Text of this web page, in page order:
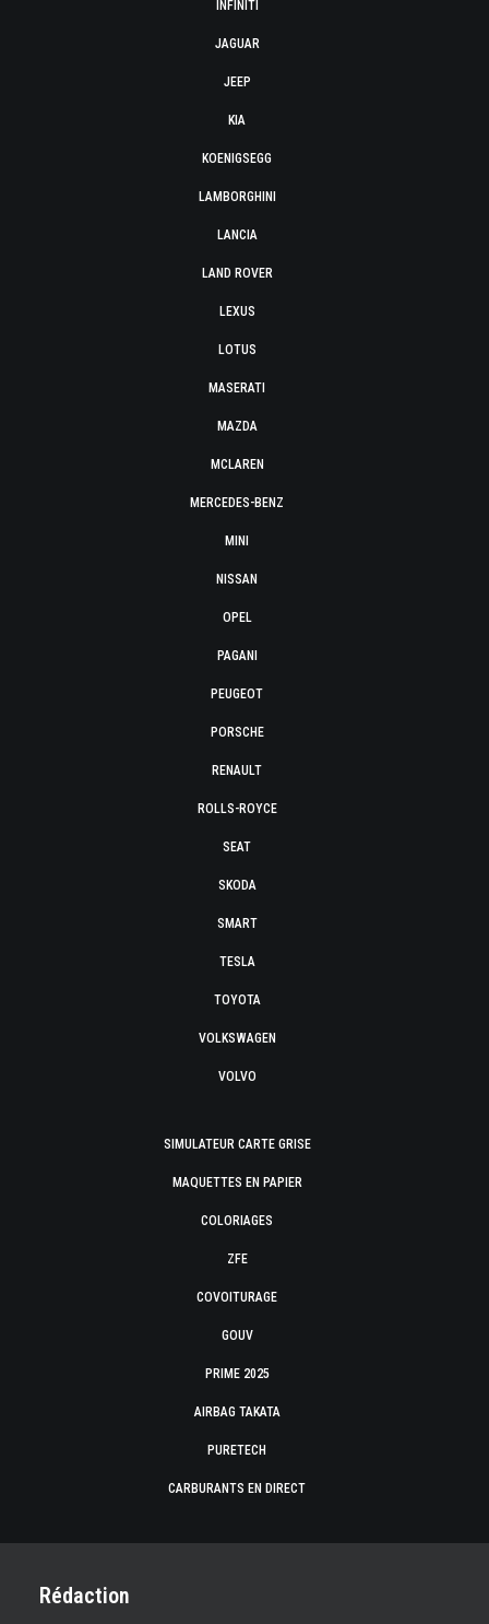
INFINITI
JAGUAR
JEEP
KIA
KOENIGSEGG
LAMBORGHINI
LANCIA
LAND ROVER
LEXUS
LOTUS
MASERATI
MAZDA
MCLAREN
MERCEDES-BENZ
MINI
NISSAN
OPEL
PAGANI
PEUGEOT
PORSCHE
RENAULT
ROLLS-ROYCE
SEAT
SKODA
SMART
TESLA
TOYOTA
VOLKSWAGEN
VOLVO
SIMULATEUR CARTE GRISE
MAQUETTES EN PAPIER
COLORIAGES
ZFE
COVOITURAGE
GOUV
PRIME 2025
AIRBAG TAKATA
PURETECH
CARBURANTS EN DIRECT
Rédaction